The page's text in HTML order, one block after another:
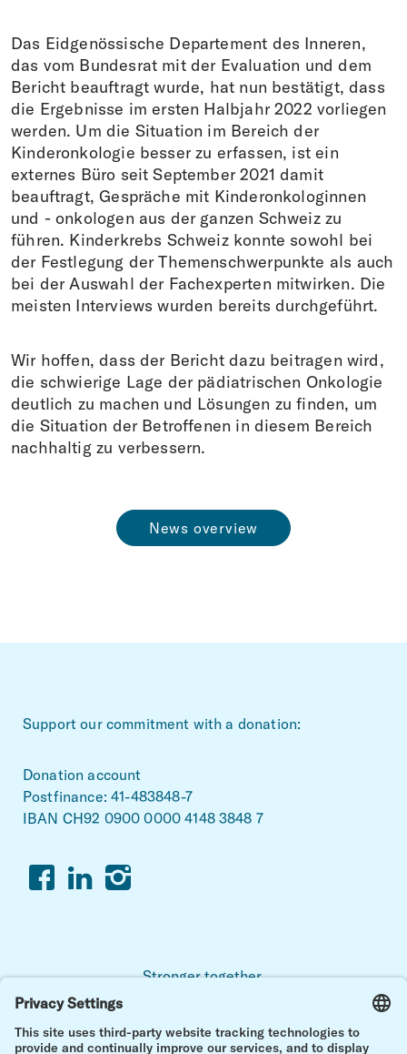
Das Eidgenössische Departement des Inneren,
das vom Bundesrat mit der Evaluation und dem
Bericht beauftragt wurde, hat nun bestätigt, dass
die Ergebnisse im ersten Halbjahr 2022 vorliegen
werden. Um die Situation im Bereich der
Kinderonkologie besser zu erfassen, ist ein
externes Büro seit September 2021 damit
beauftragt, Gespräche mit Kinderonkologinnen
und - onkologen aus der ganzen Schweiz zu
führen. Kinderkrebs Schweiz konnte sowohl bei
der Festlegung der Themenschwerpunkte als auch
bei der Auswahl der Fachexperten mitwirken. Die
meisten Interviews wurden bereits durchgeführt.
Wir hoffen, dass der Bericht dazu beitragen wird,
die schwierige Lage der pädiatrischen Onkologie
deutlich zu machen und Lösungen zu finden, um
die Situation der Betroffenen in diesem Bereich
nachhaltig zu verbessern.
News overview
Support our commitment with a donation:
Donation account
Postfinance: 41-483848-7
IBAN CH92 0900 0000 4148 3848 7
FacebookLinkedinInstagram
Stronger together.
For a life with and after childhood cancer.